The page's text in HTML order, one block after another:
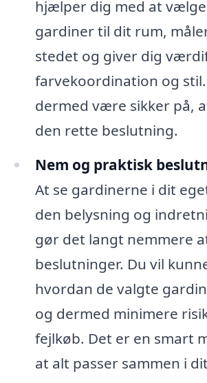
hjælper dig med at
gardiner til dit rum,
stedet og giver dig
farvekoordination og
dermed være sikker på,
den rette beslutning.
Nem og praktisk
At se gardinerne i dit
den belysning og
gør det langt nemmere
beslutninger. Du vil
hvordan de valgte
og dermed minimere
fejlkøb. Det er en smart
at alt passer sammen i